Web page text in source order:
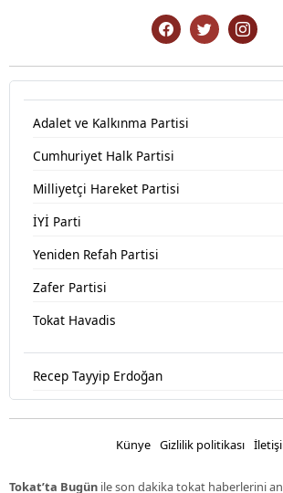
Adalet ve Kalkınma Partisi
Cumhuriyet Halk Partisi
Milliyetçi Hareket Partisi
İYİ Parti
Yeniden Refah Partisi
Zafer Partisi
Tokat Havadis
Recep Tayyip Erdoğan
Künye Gizlilik politikası
Tokat’ta Bugün ile son dakika tokat haberlerini